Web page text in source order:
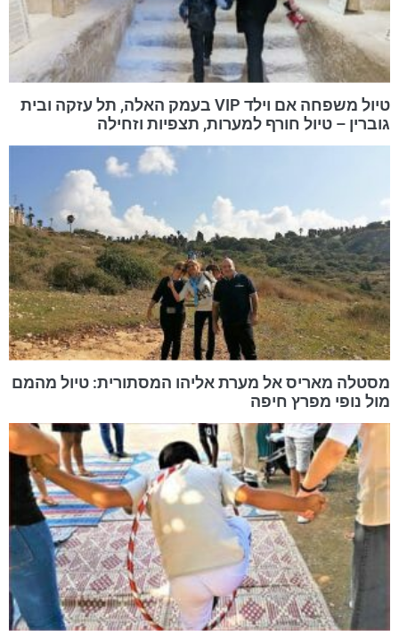
טיול משפחה אם וילד VIP בעמק האלה, תל עזקה ובית
גוברין – טיול חורף למערות, תצפיות וזחילה
מסטלה מאריס אל מערת אליהו המסתורית: טיול מהמם
מול נופי מפרץ חיפה